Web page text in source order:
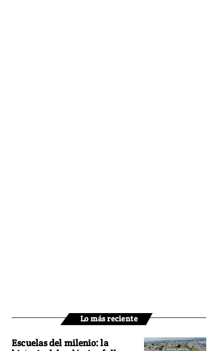
Lo más reciente
Escuelas del milenio: la